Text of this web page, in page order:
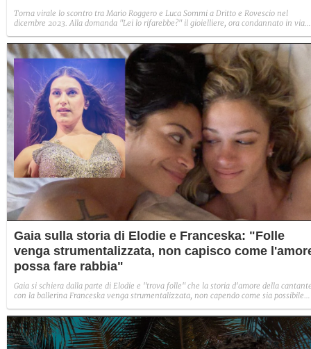
Torna virale lo scontro tra Mario Roggero e Luca Sommi a Dritto e Rovescio nel
dicembre 2023. Alla domanda "Lei lo rifarebbe?" il gioielliere, ora condannato in via
Gaia sulla storia di Elodie e Franceska: "Folle
venga strumentalizzata, non capisco come
possa fare rabbia"
Gaia si schiera dalla parte di Elodie e "trova folle" che la storia d'amore della
con la ballerina Franceska venga strumentalizzata, non capendo come sia possibile